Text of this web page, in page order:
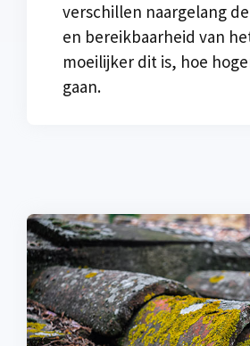
verschillen naargelang
en bereikbaarheid van
moeilijker dit is, hoe
gaan.